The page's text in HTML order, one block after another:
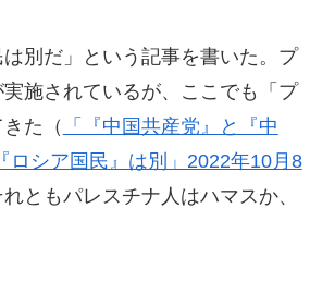
別だ」という記事を書いた。プ
施されているが、ここでも「プ
た（
「『中国共産党』と『中
ロシア国民』は別」2022年10月8
ともパレスチナ人はハマスか、